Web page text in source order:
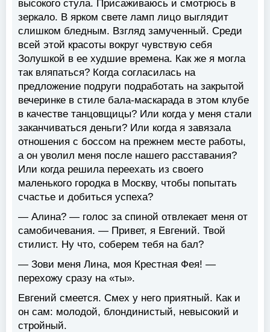
высокого стула. Присаживаюсь и смотрюсь в
зеркало. В ярком свете ламп лицо выглядит
слишком бледным. Взгляд замученный. Среди
всей этой красоты вокруг чувствую себя
Золушкой в ее худшие времена. Как же я могла
так вляпаться? Когда согласилась на
предложение подруги подработать на закрытой
вечеринке в стиле бала-маскарада в этом клубе
в качестве танцовщицы? Или когда у меня стали
заканчиваться деньги? Или когда я завязала
отношения с боссом на прежнем месте работы,
а он уволил меня после нашего расставания?
Или когда решила переехать из своего
маленького городка в Москву, чтобы попытать
счастье и добиться успеха?
— Алина? — голос за спиной отвлекает меня от
самобичевания. — Привет, я Евгений. Твой
стилист. Ну что, соберем тебя на бал?
— Зови меня Лина, моя Крестная Фея! —
перехожу сразу на «ты».
Евгений смеется. Смех у него приятный. Как и
он сам: молодой, блондинистый, невысокий и
стройный.